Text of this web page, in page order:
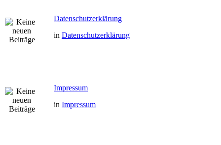
Datenschutzerklärung
in Datenschutzerklärung
Impressum
in Impressum